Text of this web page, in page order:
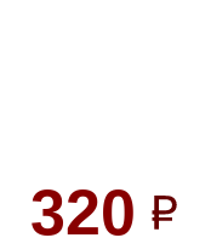
320